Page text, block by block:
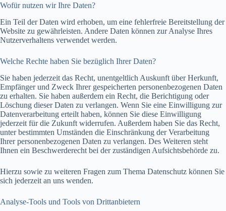
Wofür nutzen wir Ihre Daten?
Ein Teil der Daten wird erhoben, um eine fehlerfreie Bereitstellung der
Website zu gewährleisten. Andere Daten können zur Analyse Ihres
Nutzerverhaltens verwendet werden.
Welche Rechte haben Sie bezüglich Ihrer Daten?
Sie haben jederzeit das Recht, unentgeltlich Auskunft über Herkunft,
Empfänger und Zweck Ihrer gespeicherten personenbezogenen Daten
zu erhalten. Sie haben außerdem ein Recht, die Berichtigung oder
Löschung dieser Daten zu verlangen. Wenn Sie eine Einwilligung zur
Datenverarbeitung erteilt haben, können Sie diese Einwilligung
jederzeit für die Zukunft widerrufen. Außerdem haben Sie das Recht,
unter bestimmten Umständen die Einschränkung der Verarbeitung
Ihrer personenbezogenen Daten zu verlangen. Des Weiteren steht
Ihnen ein Beschwerderecht bei der zuständigen Aufsichtsbehörde zu.
Hierzu sowie zu weiteren Fragen zum Thema Datenschutz können Sie
sich jederzeit an uns wenden.
Analyse-Tools und Tools von Dritt­anbietern